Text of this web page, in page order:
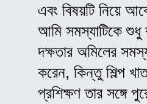
এবং বিষয়টি নিয়ে
আমি সমস্যাটিকে শুধু
দক্ষতার অমিলের
করেন, কিন্তু শিল্প
প্রশিক্ষণ তার সঙ্গে